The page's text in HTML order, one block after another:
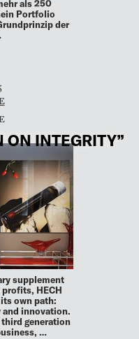
als 250
Portfolio
der
ON INTEGRITY”
supplement
HECH
own path:
innovation.
generation
…